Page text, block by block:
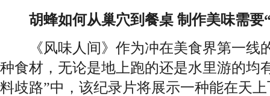
胡蜂如何从巢穴到餐桌 制作美味需要
《风味人间》作为冲在美食界第一线
种食材，无论是地上跑的还是水里游的均
料歧路”中，该纪录片将展示一种能在天